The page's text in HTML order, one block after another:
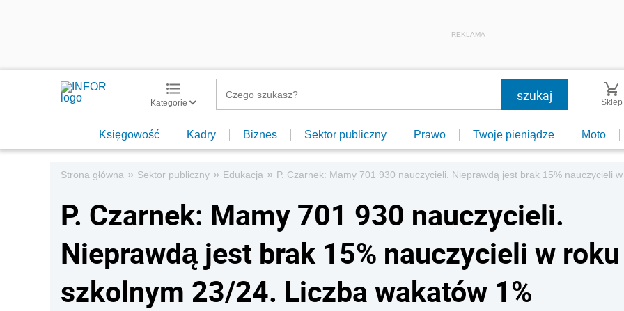
REKLAMA
Kategorie Sklep
Księgowość Kadry Biznes Sektor publiczny Prawo Twoje pieniądze Moto
Strona główna » Sektor publiczny » Edukacja » P. Czarnek: Mamy 701 930 nauczycieli. Nieprawdą jest brak 15% nauczycieli
P. Czarnek: Mamy 701 930 nauczycieli.
Nieprawdą jest brak 15% nauczycieli w roku
szkolnym 23/24. Liczba wakatów 1%